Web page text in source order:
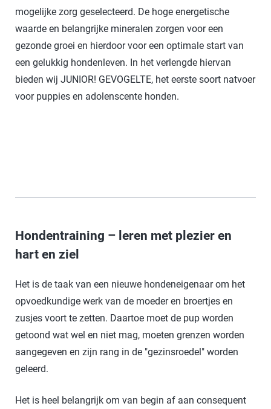
mogelijke zorg geselecteerd. De hoge energetische
waarde en belangrijke mineralen zorgen voor een
gezonde groei en hierdoor voor een optimale start van
een gelukkig hondenleven. In het verlengde hiervan
bieden wij JUNIOR! GEVOGELTE, het eerste soort natvoer
voor puppies en adolenscente honden.
Hondentraining – leren met plezier en
hart en ziel
Het is de taak van een nieuwe hondeneigenaar om het
opvoedkundige werk van de moeder en broertjes en
zusjes voort te zetten. Daartoe moet de pup worden
getoond wat wel en niet mag, moeten grenzen worden
aangegeven en zijn rang in de "gezinsroedel" worden
geleerd.
Het is heel belangrijk om van begin af aan consequent